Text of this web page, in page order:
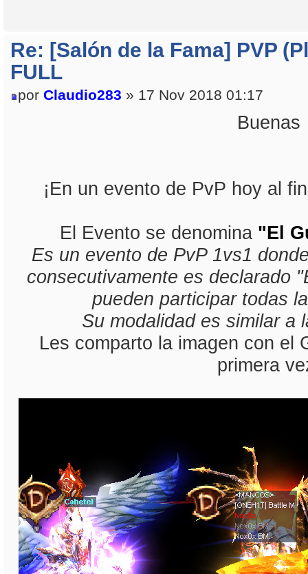
Re: [Salón de la Fama] PVP
FULL
por Claudio283 » 17 Nov 2018 01:17
Buenas
¡En un evento de PvP hoy al
El Evento se denomina "El
Es un evento de PvP 1vs1
consecutivamente es declarado
pueden participar todas
Su modalidad es similar a
Les comparto la imagen con el
primera